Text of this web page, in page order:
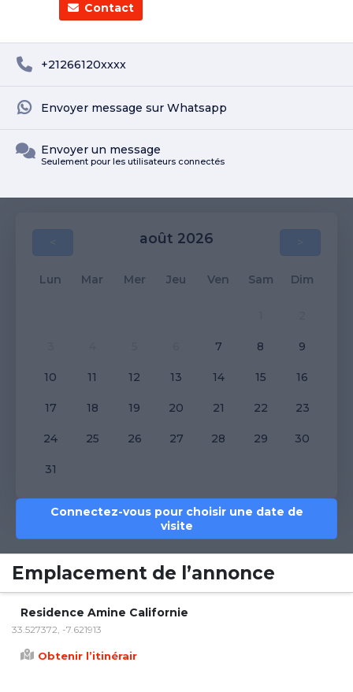
Contact
+21266120xxxx
Envoyer message sur Whatsapp
Envoyer un message
Seulement pour les utilisateurs connectés
août 2026
Lun Mar Mer Jeu Ven Sam Dim
7 8 9
10 11 12 13 14 15 16
17 18 19 20 21 22 23
24 25 26 27 28 29 30
31
Connectez-vous pour choisir une date de
visite
Emplacement de l’annonce
Residence Amine Californie
33.527372, -7.621913
Obtenir l’itinérair